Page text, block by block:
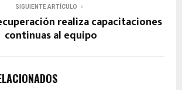
SIGUIENTE ARTÍCULO
realiza capacitaciones
continuas al equipo